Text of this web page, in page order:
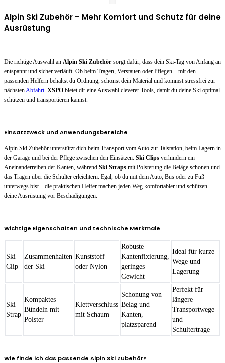
Alpin Ski Zubehör – Mehr Komfort und Schutz für deine
Ausrüstung
Die richtige Auswahl an Alpin Ski Zubehör sorgt dafür, dass dein Ski-Tag von Anfang an
entspannt und sicher verläuft. Ob beim Tragen, Verstauen oder Pflegen – mit den
passenden Helfern behältst du Ordnung, schonst dein Material und kommst stressfrei zur
nächstenAbfahrt. XSPO bietet dir eine Auswahl cleverer Tools, damit du deine Ski optimal
schützen und transportieren kannst.
Einsatzzweck und Anwendungsbereiche
Alpin Ski Zubehör unterstützt dich beim Transport vom Auto zur Talstation, beim Lagern in
der Garage und bei der Pflege zwischen den Einsätzen. Ski Clips verhindern ein
Aneinanderreiben der Kanten, während Ski Straps mit Polsterung die Beläge schonen und
das Tragen über die Schulter erleichtern. Egal, ob du mit dem Auto, Bus oder zu Fuß
unterwegs bist – die praktischen Helfer machen jeden Weg komfortabler und schützen
deine Ausrüstung vor Beschädigungen.
Wichtige Eigenschaften und technische Merkmale
Ski
Clip
Zusammenhalten
der Ski
Kunststoff
oder Nylon
Robuste
Kantenfixierung,
geringes
Gewicht
Ideal für kurze
Wege und
Lagerung
Ski
Strap
Kompaktes
Bündeln mit
Polster
Klettverschluss
mit Schaum
Schonung von
Belag und
Kanten,
platzsparend
Perfekt für
längere
Transportwege
und
Schultertrage
Wie finde ich das passende Alpin Ski Zubehör?